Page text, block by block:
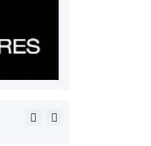
Պաքուի վերաքննիչ